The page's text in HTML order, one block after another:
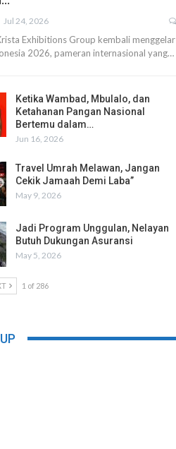
Jul 24, 2026
Exhibitions Group kembali menggelar
2026, pameran internasional yang…
Ketika Wambad, Mbulalo, dan
Ketahanan Pangan Nasional
Bertemu dalam…
Jun 16, 2026
Travel Umrah Melawan, Jangan
Cekik Jamaah Demi Laba”
May 9, 2026
Jadi Program Unggulan, Nelayan
Butuh Dukungan Asuransi
May 5, 2026
1 of 286